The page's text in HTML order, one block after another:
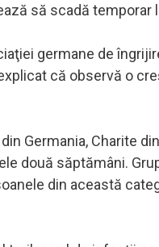
să scadă temporar
germane de
că observă o
Germania, Charite
două săptămâni.
din această